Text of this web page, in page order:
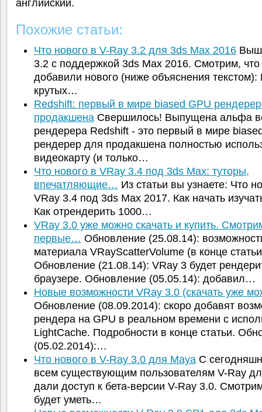
английский.
Похожие статьи:
Что нового в V-Ray 3.2 для 3ds Max 2016
3.2 с поддержкой 3ds Max 2016. Смотрим, что
добавили нового (ниже объяснения
крутых…
Redshift: первый в мире biased GPU
продакшенаСвершилось! Выпущена альфа
рендерера Redshift - это первый в мире
рендерер для продакшена полностью
видеокарту (и только…
Что нового в VRay 3.4 под 3ds Max: туторы,
впечатляющие… Из статьи вы узнаете: Что
VRay 3.4 под 3ds Max 2017. Как начать
Как отрендерить 1000…
VRay 3.0 уже можно скачать и купить.
первые… Обновление (25.08.14):
материала VRayScatterVolume (в конце
Обновление (21.08.14): VRay 3 будет
браузере. Обновление (05.05.14): добавил…
Новые возможности VRay 3.0 (скачать уже
Обновление (08.09.2014): скоро добавят
рендера на GPU в реальном времени с
LightCache. Подробности в конце статьи.
(05.02.2014):…
Что нового в V-Ray 3.0 для MayaС
всем существующим пользователям V-Ray
дали доступ к бета-версии V-Ray 3.0.
будет уметь…